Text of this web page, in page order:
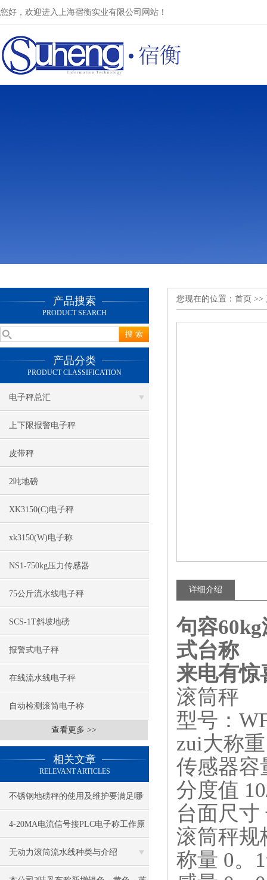
您好，欢迎进入上海宿衡实业有限公司网站！
产品搜索
PRODUCT SEARCH
产品分类
PRODUCT CLASSIFICATION
电子秤总汇
上下限报警电子秤
皮带秤
2吨地磅
XK3150(C)电子秤
xk3150(W)电子称
NS1-750kg压力传感器
75公斤流水线电子秤
SCS-1T斜坡地磅
报警式电子秤
在线流水线电子秤
自动检测滚筒电子称
查看更多 >>
相关文章
RELEVANT ARTICLES
不锈钢地磅秤的使用及维护要满足哪
些要求
4-20MA电流信号接PLC电子称工作原
理
无动力滚筒流水线种类与介绍
您现在的位置： 首页 >>
详细介绍
句容
式台称
来电有惊
滚筒秤
型号：
zui大称
传感器容
分度值
台面尺寸
滚筒秤规
称量 0。